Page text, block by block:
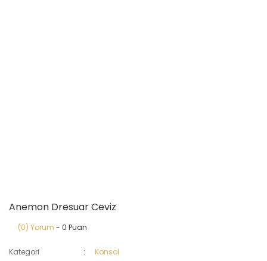
Anemon Dresuar Ceviz
(0) Yorum - 0 Puan
Kategori
Konsol